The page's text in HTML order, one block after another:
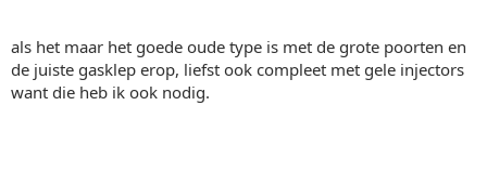
als het maar het goede oude type is met de grote poorten en
de juiste gasklep erop, liefst ook compleet met gele injectors
want die heb ik ook nodig.